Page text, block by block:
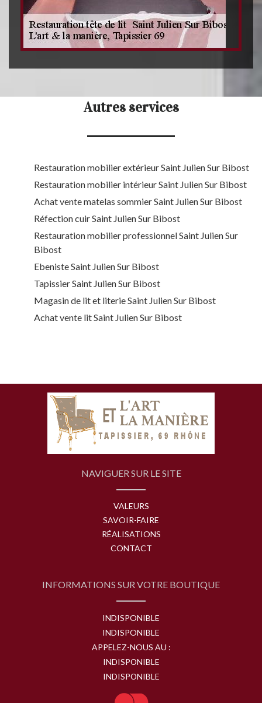
Autres services
Restauration mobilier extérieur Saint Julien Sur Bibost
Restauration mobilier intérieur Saint Julien Sur Bibost
Achat vente matelas sommier Saint Julien Sur Bibost
Réfection cuir Saint Julien Sur Bibost
Restauration mobilier professionnel Saint Julien Sur
Bibost
Ebeniste Saint Julien Sur Bibost
Tapissier Saint Julien Sur Bibost
Magasin de lit et literie Saint Julien Sur Bibost
Achat vente lit Saint Julien Sur Bibost
NAVIGUER SUR LE SITE
VALEURS
SAVOIR-FAIRE
RÉALISATIONS
CONTACT
INFORMATIONS SUR VOTRE BOUTIQUE
INDISPONIBLE
INDISPONIBLE
APPELEZ-NOUS AU :
INDISPONIBLE
INDISPONIBLE